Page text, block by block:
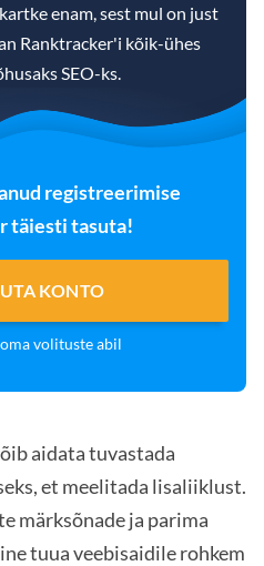
enam, sest mul on just
Ranktracker'i kõik-ühes
SEO-ks.
registreerimise
täiesti tasuta!
KONTO
oma volituste abil
aidata tuvastada
et meelitada lisaliiklust.
märksõnade ja parima
tuua veebisaidile rohkem